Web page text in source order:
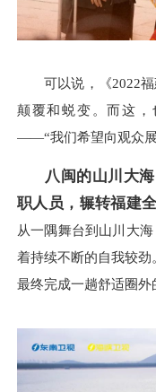
可以说，《2022福
颠覆和蜕变。而这，
——“我们希望向观众展
八闽的山川大
职人员，辗转福建
从一隅舞台到山川大
着持续不断的自我较劲
最终完成一趟舒适圈外